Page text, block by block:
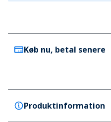
Køb nu, betal senere
Produktinformation